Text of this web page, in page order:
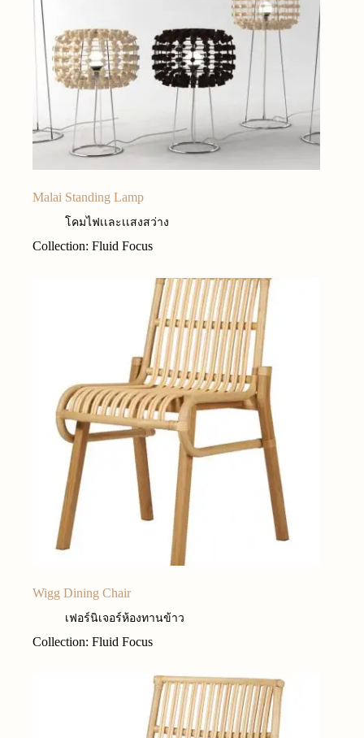
Malai Standing Lamp
โคมไฟเเละเเสงสว่าง
Collection: Fluid Focus
Wigg Dining Chair
เฟอร์นิเจอร์ห้องทานข้าว
Collection: Fluid Focus